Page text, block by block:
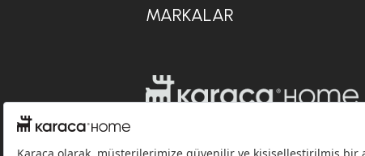
MARKALAR